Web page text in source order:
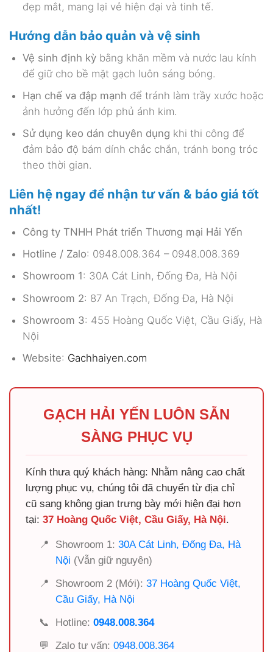
đẹp mắt, mang lại vẻ hiện đại và tinh tế.
Hướng dẫn bảo quản và vệ sinh
Vệ sinh định kỳbằng khăn mềm và nước lau kính
để giữ cho bề mặt gạch luôn sáng bóng.
Hạn chế va đập mạnh để tránh làm trầy xước hoặc
ảnh hưởng đến lớp phủ ánh kim.
Sử dụng keo dán chuyên dụng khi thi công để
đảm bảo độ bám dính chắc chắn, tránh bong tróc
theo thời gian.
Liên hệ ngay để nhận tư vấn & báo giá tốt
nhất!
Công ty TNHH Phát triển Thương mại Hải Yến
Hotline / Zalo: 0948.008.364 – 0948.008.369
Showroom 1: 30A Cát Linh, Đống Đa, Hà Nội
Showroom 2: 87 An Trạch, Đống Đa, Hà Nội
Showroom 3: 455 Hoàng Quốc Việt, Cầu Giấy, Hà
Nội
Website: Gachhaiyen.com
GẠCH HẢI YẾN LUÔN SẴN
SÀNG PHỤC VỤ
Kính thưa quý khách hàng: Nhằm nâng cao chất
lượng phục vụ, chúng tôi đã chuyển từ địa chỉ
cũ sang không gian trưng bày mới hiện đại hơn
tại: 37 Hoàng Quốc Việt, Cầu Giấy, Hà Nội.
📍 Showroom 1: 30A Cát Linh, Đống Đa, Hà
Nội (Vẫn giữ nguyên)
📍
Showroom 2 (Mới): 37 Hoàng Quốc Việt,
Cầu Giấy, Hà Nội
📞
Hotline: 0948.008.364
💬
Zalo tư vấn: 0948.008.364